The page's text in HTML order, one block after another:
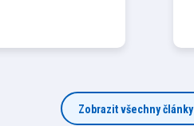
Zobrazit všechny články